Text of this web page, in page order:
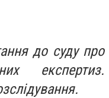
до суду про
експертиз.